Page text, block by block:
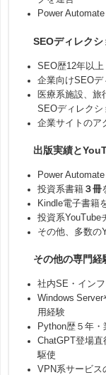
Power
SEOディレクシ
SEO歴12年以上
企業向けSEOデ
医療系施設、旅
SEOディレクシ
企業サイトのア
出版実績と
Power
投資系書籍 ３冊
Kindle電子書籍
投資系YouTube
その他、多数の
その他の専門経
社内SE・イン
Windows
用経験
Python歴５年
ChatGPT登場
駆使
VPN系サービス